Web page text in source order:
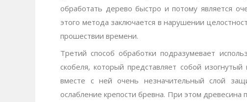
обработать дерево быстро и потому является
этого метода заключается в нарушении
прошествии времени.
Третий способ обработки подразумевает
скобеля, который представляет собой
вместе с ней очень незначительный слой
ослабление крепости бревна. При этом